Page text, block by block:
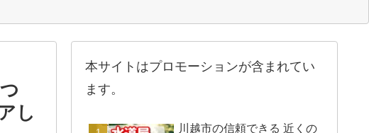
し
本サイトはプロモーションが含まれてい
ます。
川越市の信頼できる 近くの